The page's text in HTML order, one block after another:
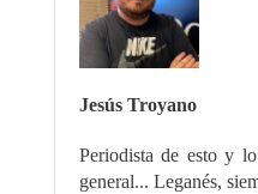
Jesús Troyano
Periodista de esto y
general... Leganés,